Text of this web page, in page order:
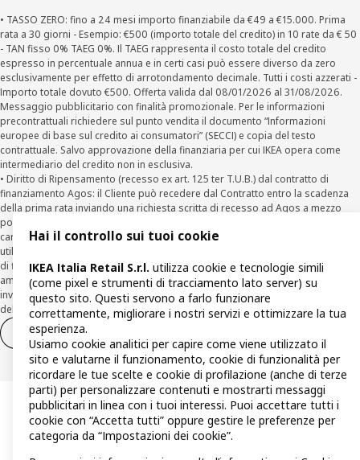
• TASSO ZERO: fino a 24 mesi importo finanziabile da €49 a €15.000. Prima
rata a 30 giorni - Esempio: €500 (importo totale del credito) in 10 rate da € 50
- TAN fisso 0% TAEG 0%. Il TAEG rappresenta il costo totale del credito
espresso in percentuale annua e in certi casi può essere diverso da zero
esclusivamente per effetto di arrotondamento decimale. Tutti i costi azzerati -
Importo totale dovuto €500. Offerta valida dal 08/01/2026 al 31/08/2026.
Messaggio pubblicitario con finalità promozionale. Per le informazioni
precontrattuali richiedere sul punto vendita il documento “Informazioni
europee di base sul credito ai consumatori” (SECCI) e copia del testo
contrattuale. Salvo approvazione della finanziaria per cui IKEA opera come
intermediario del credito non in esclusiva.
• Diritto di Ripensamento (recesso ex art. 125 ter T.U.B.) dal contratto di
finanziamento Agos: il Cliente può recedere dal Contratto entro la scadenza
della prima rata inviando una richiesta scritta di recesso ad Agos a mezzo
posta elettronica (
cartacea (Viale Fulvio Testi, 280 - 20126 Milano) e per via telematica –
utilizzando la funzionalità sul sito
di finanziamento effettuate con canali a distanza. In caso di pre-
ammortamento, la comunicazione di recesso da parte del Cliente deve essere
inviata, con le modalità di cui sopra entro 30 giorni dalla data di accettazione
della richiesta di finanziamento.
Diritto di recesso
Hai il controllo sui tuoi cookie
IKEA Italia Retail S.r.l. utilizza cookie e tecnologie simili
(come pixel e strumenti di tracciamento lato server) su
questo sito. Questi servono a farlo funzionare
correttamente, migliorare i nostri servizi e ottimizzare la tua
esperienza.
Usiamo cookie analitici per capire come viene utilizzato il
sito e valutarne il funzionamento, cookie di funzionalità per
ricordare le tue scelte e cookie di profilazione (anche di terze
parti) per personalizzare contenuti e mostrarti messaggi
pubblicitari in linea con i tuoi interessi. Puoi accettare tutti i
cookie con “Accetta tutti” oppure gestire le preferenze per
categoria da “Impostazioni dei cookie”.